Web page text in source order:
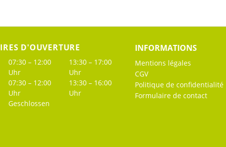
D'OUVERTURE
07:30 – 12:00
Uhr
13:30 – 17:00
Uhr
07:30 – 12:00
Uhr
13:30 – 16:00
Uhr
Geschlossen
INFORMATIONS
Mentions légales
CGV
Politique de confidentialité
Formulaire de contact